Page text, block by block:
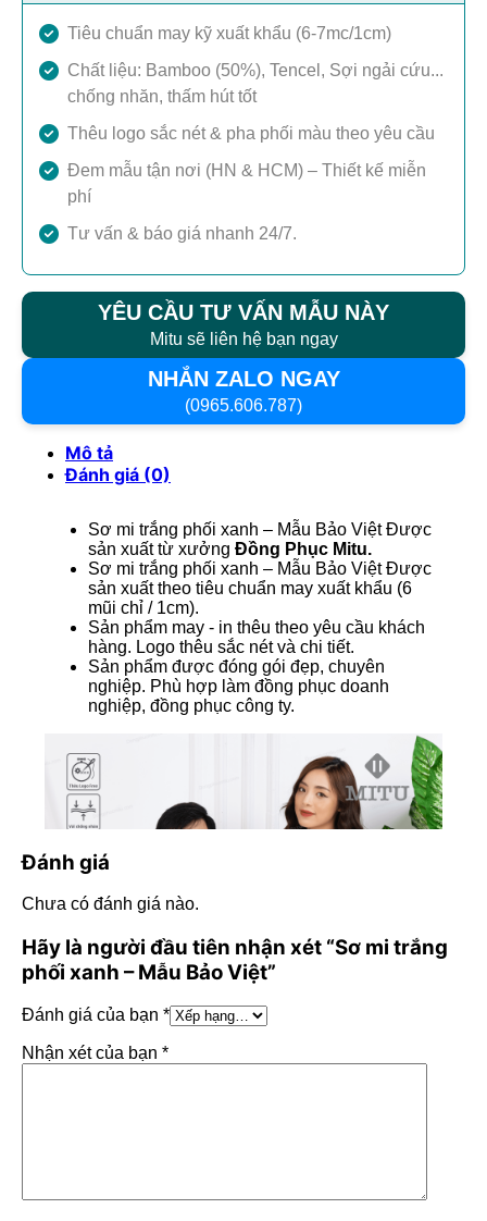
Tiêu chuẩn may kỹ xuất khẩu (6-7mc/1cm)
Chất liệu: Bamboo (50%), Tencel, Sợi ngải cứu...
chống nhăn, thấm hút tốt
Thêu logo sắc nét & pha phối màu theo yêu cầu
Đem mẫu tận nơi (HN & HCM) – Thiết kế miễn
phí
Tư vấn & báo giá nhanh 24/7.
YÊU CẦU TƯ VẤN MẪU NÀY
Mitu sẽ liên hệ bạn ngay
NHẮN ZALO NGAY
(0965.606.787)
Mô tả
Đánh giá (0)
Sơ mi trắng phối xanh – Mẫu Bảo Việt Được
sản xuất từ xưởng Đồng Phục Mitu.
Sơ mi trắng phối xanh – Mẫu Bảo Việt Được
sản xuất theo tiêu chuẩn may xuất khẩu (6
mũi chỉ / 1cm).
Sản phẩm may - in thêu theo yêu cầu khách
hàng. Logo thêu sắc nét và chi tiết.
Sản phẩm được đóng gói đẹp, chuyên
nghiệp. Phù hợp làm đồng phục doanh
nghiệp, đồng phục công ty.
Mục lục hiện
Đánh giá
Chưa có đánh giá nào.
Hãy là người đầu tiên nhận xét “Sơ mi trắng
phối xanh – Mẫu Bảo Việt”
Đánh giá của bạn *
Nhận xét của bạn *